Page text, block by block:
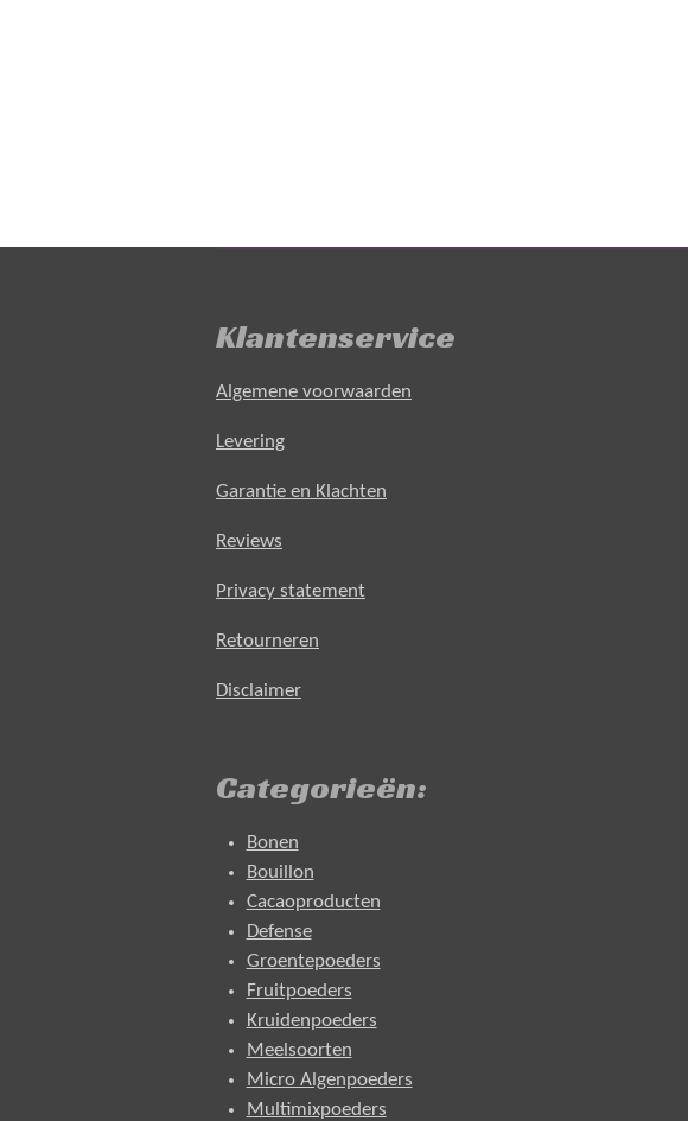
Klantenservice
Algemene voorwaarden
Levering
Garantie en Klachten
Reviews
Privacy statement
Retourneren
Disclaimer
Categorieën:
Bonen
Bouillon
Cacaoproducten
Defense
Groentepoeders
Fruitpoeders
Kruidenpoeders
Meelsoorten
Micro Algenpoeders
Multimixpoeders